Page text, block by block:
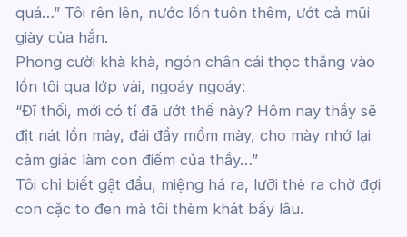
quá…” Tôi rên lên, nước lồn tuôn thêm, ướt cả mũi
giày của hắn.
Phong cười khà khà, ngón chân cái thọc thẳng vào
lồn tôi qua lớp vải, ngoáy ngoáy:
“Đĩ thối, mới có tí đã ướt thế này? Hôm nay thầy sẽ
địt nát lồn mày, đái đầy mồm mày, cho mày nhớ lại
cảm giác làm con điếm của thầy…”
Tôi chỉ biết gật đầu, miệng há ra, lưỡi thè ra chờ đợi
con cặc to đen mà tôi thèm khát bấy lâu.